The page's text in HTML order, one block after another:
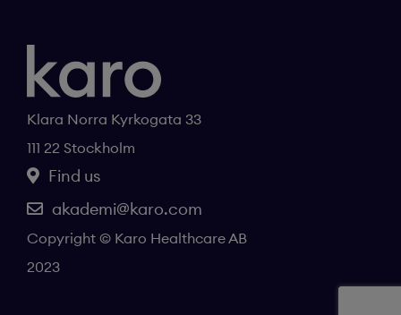
Klara Norra Kyrkogata 33
111 22 Stockholm
Find us
akademi@karo.com
Copyright © Karo Healthcare AB
2023